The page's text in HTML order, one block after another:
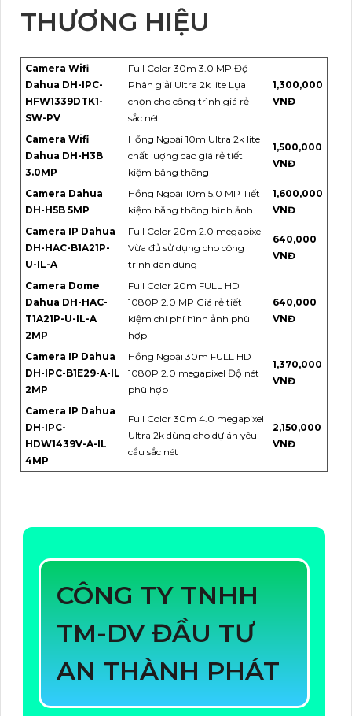
THƯƠNG HIỆU
Camera Wifi
Dahua DH-IPC-
HFW1339DTK1-
SW-PV
Full Color 30m 3.0 MP Độ
Phân giải Ultra 2k lite Lựa
chọn cho công trình giá rẻ
sắc nét
1,300,000
VNĐ
Camera Wifi
Dahua DH-H3B
3.0MP
Hồng Ngoại 10m Ultra 2k lite
chất lượng cao giá rẻ tiết
kiệm băng thông
1,500,000
VNĐ
Camera Dahua
DH-H5B 5MP
Hồng Ngoại 10m 5.0 MP Tiết
kiệm băng thông hình ảnh
1,600,000
VNĐ
Camera IP Dahua
DH-HAC-B1A21P-
U-IL-A
Full Color 20m 2.0 megapixel
Vừa đủ sử dụng cho công
trình dân dụng
640,000
VNĐ
Camera Dome
Dahua DH-HAC-
T1A21P-U-IL-A
2MP
Full Color 20m FULL HD
1080P 2.0 MP Giá rẻ tiết
kiệm chi phí hình ảnh phù
hợp
640,000
VNĐ
Camera IP Dahua
DH-IPC-B1E29-A-IL
2MP
Hồng Ngoại 30m FULL HD
1080P 2.0 megapixel Độ nét
phù hợp
1,370,000
VNĐ
Camera IP Dahua
DH-IPC-
HDW1439V-A-IL
4MP
Full Color 30m 4.0 megapixel
Ultra 2k dùng cho dự án yêu
cầu sắc nét
2,150,000
VNĐ
CÔNG TY TNHH
TM-DV ĐẦU TƯ
AN THÀNH PHÁT